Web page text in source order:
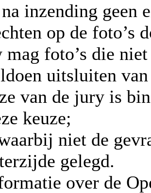
inzending geen
op de foto’s
foto’s die
uitsluiten
van de jury is
keuze;
niet de
gelegd.
over de